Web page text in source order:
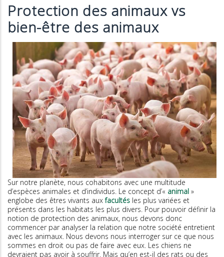
Protection des animaux vs
bien-être des animaux
Sur notre planète, nous cohabitons avec une multitude
d’espèces animales et d’individus. Le concept d’« animal »
englobe des êtres vivants auxfacultés les plus variées et
présents dans les habitats les plus divers. Pour pouvoir définir la
notion de protection des animaux, nous devons donc
commencer par analyser la relation que notre société entretient
avec les animaux. Nous devons nous interroger sur ce que nous
sommes en droit ou pas de faire avec eux. Les chiens ne
devraient pas avoir à souffrir. Mais qu’en est-il des rats ou des